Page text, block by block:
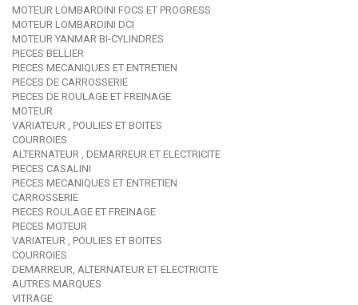
MOTEUR LOMBARDINI FOCS ET PROGRESS
MOTEUR LOMBARDINI DCI
MOTEUR YANMAR BI-CYLINDRES
PIECES BELLIER
PIECES MECANIQUES ET ENTRETIEN
PIECES DE CARROSSERIE
PIECES DE ROULAGE ET FREINAGE
MOTEUR
VARIATEUR , POULIES ET BOITES
COURROIES
ALTERNATEUR , DEMARREUR ET ELECTRICITE
PIECES CASALINI
PIECES MECANIQUES ET ENTRETIEN
CARROSSERIE
PIECES ROULAGE ET FREINAGE
PIECES MOTEUR
VARIATEUR , POULIES ET BOITES
COURROIES
DEMARREUR, ALTERNATEUR ET ELECTRICITE
AUTRES MARQUES
VITRAGE